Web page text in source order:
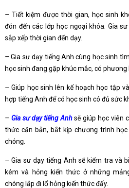
– Tiết kiệm được thời gian, học sinh
đón đến các lớp học ngoại khóa. Gia
sắp xếp thời gian đến dạy.
– Gia sư dạy tiếng Anh cùng học sinh
học sinh đang gặp khúc mắc, có
– Giúp học sinh lên kế hoạch học tập
hợp tiếng Anh để có học sinh có đủ sức
– Gia sư dạy tiếng Anhsẽ giúp học viên
thức căn bản, bắt kịp chương trình
chóng.
– Gia sư dạy tiếng Anh sẽ kiểm tra và
kém và hỏng kiến thức ở những
chóng lắp đi lổ hỏng kiến thức đấy.